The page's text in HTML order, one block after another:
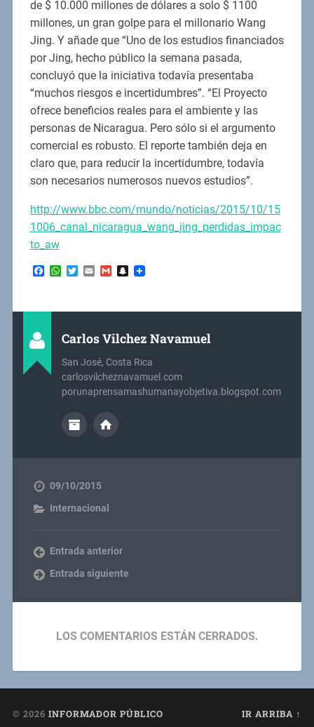
de $ 10.000 millones de dólares a solo $ 1100
millones, un gran golpe para el millonario Wang
Jing. Y añade que “Uno de los estudios financiados
por Jing, hecho público la semana pasada,
concluyó que la iniciativa todavía presentaba
“muchos riesgos e incertidumbres”. “El Proyecto
ofrece beneficios reales para el ambiente y las
personas de Nicaragua. Pero sólo si el argumento
comercial es robusto. El reporte también deja en
claro que, para reducir la incertidumbre, todavía
son necesarios numerosos nuevos estudios”.
http://www.bbc.com/mundo/noticias/2015/10/15
1006_canal_nicaragua_wang_jing_perdidas_impac
to_aw
Facebook
WhatsApp
Twitter
EmailGmailSnapchat
Carlos Vilchez Navamuel
San José, Costa Rica
carlosvilcheznavamuel.com
porunaprensamashumanayobjetiva.blogspot.com
09/10/2015
Internacional
Entrada anterior
Entrada siguiente
LOS COMENTARIOS ESTÁN CERRADOS.
© 2026 INFORMADOR PÚBLICO IR ARRIBA ↑